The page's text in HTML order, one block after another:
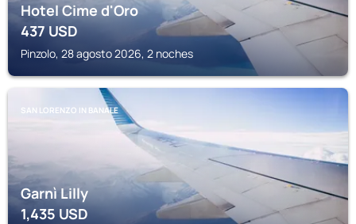
Hotel Cime d'Oro
437USD
Pinzolo, 28 agosto 2026, 2 noches
SAN LORENZO IN BANALE
Garnì Lilly
1,435USD